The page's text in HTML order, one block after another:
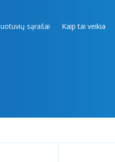
sąrašai Kaip tai veikia